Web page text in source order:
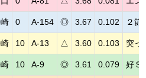
0 A-154 ◎ 3.67 0.102 ２節
10 A-13 △ 3.60 0.103 突っ
10 A-9 ◎ 3.61 0.079 好Ｓ